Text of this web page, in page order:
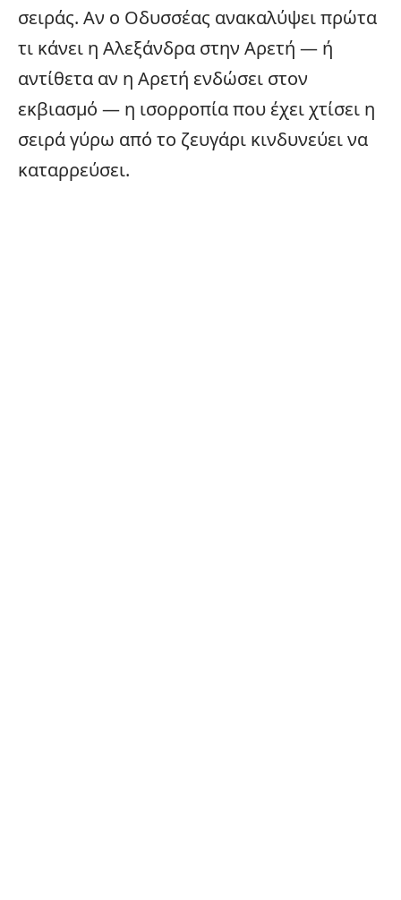
σειράς. Αν ο Οδυσσέας ανακαλύψει πρώτα
τι κάνει η Αλεξάνδρα στην Αρετή — ή
αντίθετα αν η Αρετή ενδώσει στον
εκβιασμό — η ισορροπία που έχει χτίσει η
σειρά γύρω από το ζευγάρι κινδυνεύει να
καταρρεύσει.